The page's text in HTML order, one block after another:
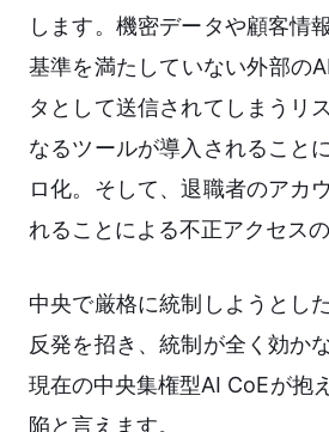
します。機密データや顧客情
基準を満たしていない外部の
タとして送信されてしまうリ
なるツールが導入されること
ロ化。そして、退職者のアカ
れることによる不正アクセスの
中央で厳格に統制しようとし
反発を招き、統制が全く効か
現在の中央集権型AI CoEが抱
陥と言えます。